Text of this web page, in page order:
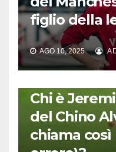
figlio della
AGO 10, 2025
Chi è
del Chino
chiama